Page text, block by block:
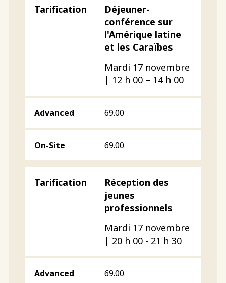
Déjeuner-
conférence sur
l'Amérique latine
et les Caraïbes
Mardi 17 novembre
| 12 h 00 – 14 h 00
69.00
69.00
Réception des
jeunes
professionnels
Mardi 17 novembre
| 20 h 00 - 21 h 30
69.00